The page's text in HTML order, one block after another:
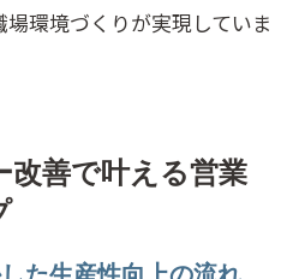
環境づくりが実現していま
改善で叶える営業